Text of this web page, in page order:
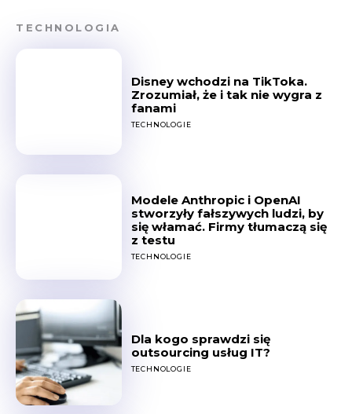
TECHNOLOGIA
Disney wchodzi na TikToka.
Zrozumiał, że i tak nie wygra z
fanami
TECHNOLOGIE
Modele Anthropic i OpenAI
stworzyły fałszywych ludzi, by
się włamać. Firmy tłumaczą się
z testu
TECHNOLOGIE
Dla kogo sprawdzi się
outsourcing usług IT?
TECHNOLOGIE